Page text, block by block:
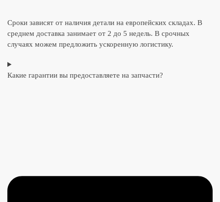
Сроки зависят от наличия детали на европейских складах. В
среднем доставка занимает от 2 до 5 недель. В срочных
случаях можем предложить ускоренную логистику.
Какие гарантии вы предоставляете на запчасти?